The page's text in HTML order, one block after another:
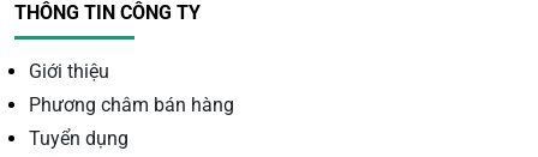
THÔNG TIN CÔNG TY
Giới thiệu
Phương châm bán hàng
Tuyển dụng